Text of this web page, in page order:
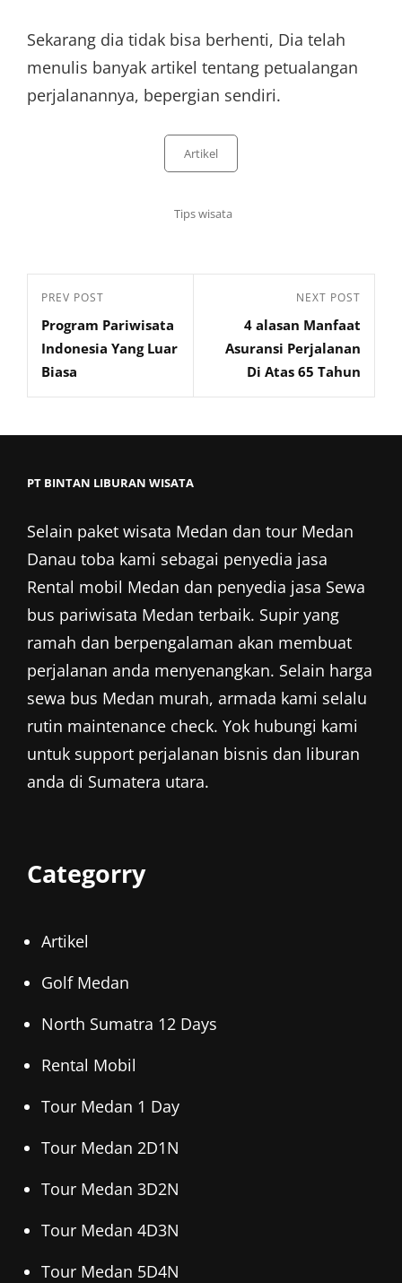
Sekarang dia tidak bisa berhenti, Dia telah
menulis banyak artikel tentang petualangan
perjalanannya, bepergian sendiri.
Artikel
Tips wisata
PREV POST
Program Pariwisata
Indonesia Yang Luar
Biasa
NEXT POST
4 alasan Manfaat
Asuransi Perjalanan
Di Atas 65 Tahun
PT BINTAN LIBURAN WISATA
Selain paket wisata Medan dan tour Medan
Danau toba kami sebagai penyedia jasa
Rental mobil Medan dan penyedia jasa Sewa
bus pariwisata Medan terbaik. Supir yang
ramah dan berpengalaman akan membuat
perjalanan anda menyenangkan. Selain harga
sewa bus Medan murah, armada kami selalu
rutin maintenance check. Yok hubungi kami
untuk support perjalanan bisnis dan liburan
anda di Sumatera utara.
Categorry
Artikel
Golf Medan
North Sumatra 12 Days
Rental Mobil
Tour Medan 1 Day
Tour Medan 2D1N
Tour Medan 3D2N
Tour Medan 4D3N
Tour Medan 5D4N